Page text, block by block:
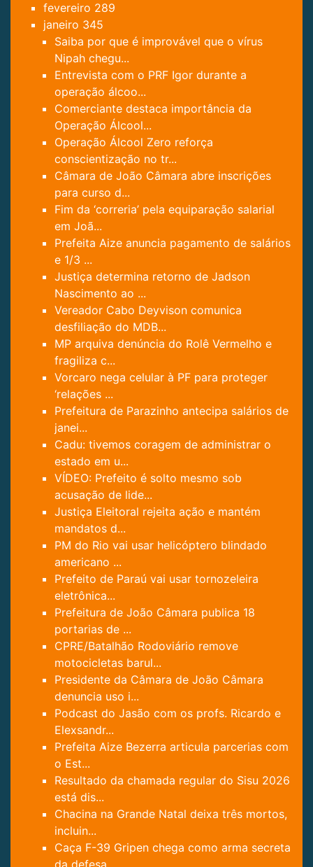
fevereiro 289
janeiro 345
Saiba por que é improvável que o vírus
Nipah chegu...
Entrevista com o PRF Igor durante a
operação álcoo...
Comerciante destaca importância da
Operação Álcool...
Operação Álcool Zero reforça
conscientização no tr...
Câmara de João Câmara abre inscrições
para curso d...
Fim da ‘correria’ pela equiparação salarial
em Joã...
Prefeita Aize anuncia pagamento de salários
e 1/3 ...
Justiça determina retorno de Jadson
Nascimento ao ...
Vereador Cabo Deyvison comunica
desfiliação do MDB...
MP arquiva denúncia do Rolê Vermelho e
fragiliza c...
Vorcaro nega celular à PF para proteger
‘relações ...
Prefeitura de Parazinho antecipa salários de
janei...
Cadu: tivemos coragem de administrar o
estado em u...
VÍDEO: Prefeito é solto mesmo sob
acusação de lide...
Justiça Eleitoral rejeita ação e mantém
mandatos d...
PM do Rio vai usar helicóptero blindado
americano ...
Prefeito de Paraú vai usar tornozeleira
eletrônica...
Prefeitura de João Câmara publica 18
portarias de ...
CPRE/Batalhão Rodoviário remove
motocicletas barul...
Presidente da Câmara de João Câmara
denuncia uso i...
Podcast do Jasão com os profs. Ricardo e
Elexsandr...
Prefeita Aize Bezerra articula parcerias com
o Est...
Resultado da chamada regular do Sisu 2026
está dis...
Chacina na Grande Natal deixa três mortos,
incluin...
Caça F-39 Gripen chega como arma secreta